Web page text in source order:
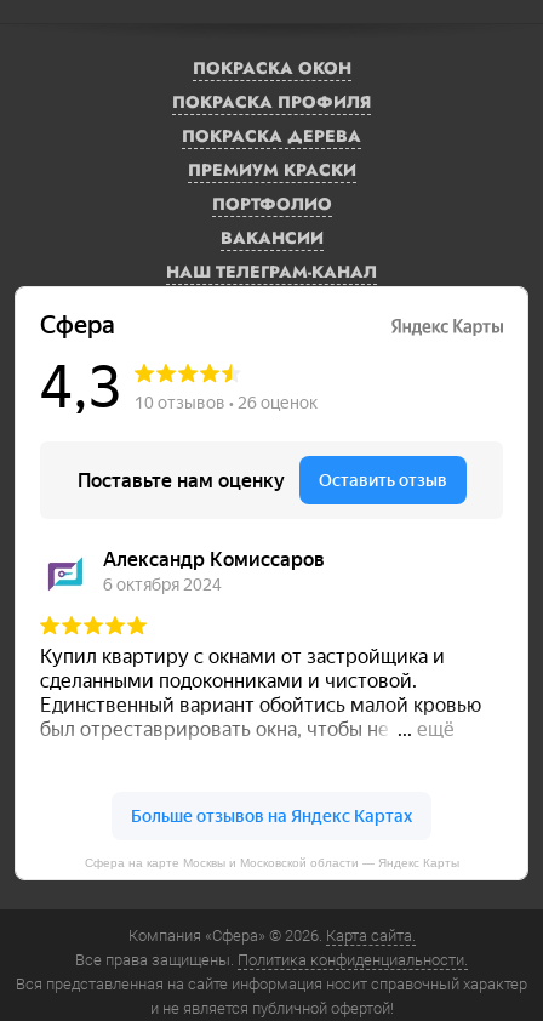
ПОКРАСКА ОКОН
ПОКРАСКА ПРОФИЛЯ
ПОКРАСКА ДЕРЕВА
ПРЕМИУМ КРАСКИ
ПОРТФОЛИО
ВАКАНСИИ
НАШ ТЕЛЕГРАМ-КАНАЛ
Сфера на карте Москвы и Московской области — Яндекс Карты
Компания «Сфера» © 2026. Карта сайта.
Все права защищены. Политика конфиденциальности.
Вся представленная на сайте информация носит справочный характер
и не является публичной офертой!